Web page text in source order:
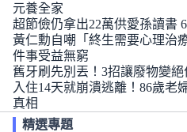
元養全家
超節儉仍拿出22萬供愛孫讀書
黃仁勳自嘲「終生需要心理治
件事受益無窮
舊牙刷先別丟！3招讓廢物變
入住14天就崩潰逃離！86歲老
真相
精選專題